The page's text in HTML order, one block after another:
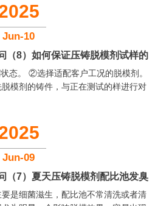
Jun-10
（8）如何保证压铸脱模剂试样的
成功
态。 ②选择适配客户工况的脱模剂。
模剂的铸件，与正在测试的样进行对
Jun-09
（7）夏天压铸脱模剂配比池发臭
怎么办？
是细菌滋生，配比池不常清洗或者清